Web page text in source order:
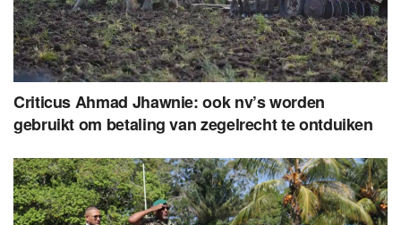
Criticus Ahmad Jhawnie: ook nv’s worden
gebruikt om betaling van zegelrecht te ontduiken